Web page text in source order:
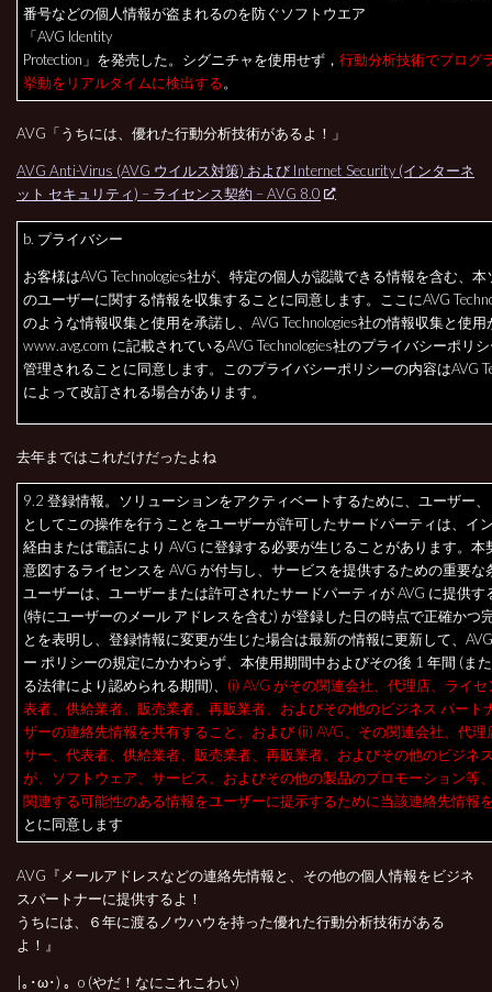
番号などの個人情報が盗まれるのを防ぐソフトウエア
「AVG Identity
Protection」を発売した。シグニチャを使用せず， 行動分析技術でプログ
挙動をリアルタイムに検出する。
AVG「うちには、優れた行動分析技術があるよ！」
AVG Anti-Virus (AVG ウイルス対策) および Internet Security (インターネ
ット セキュリティ) – ライセンス契約 – AVG 8.0
b. プライバシー
お客様はAVG Technologies社が、特定の個人が認識できる情報を含む、
のユーザーに関する情報を収集することに同意します。ここにAVG
のような情報収集と使用を承諾し、AVG Technologies社の情報収集と使用
www.avg.com に記載されているAVG Technologies社のプライバシーポリ
管理されることに同意します。このプライバシーポリシーの内容はAVG
によって改訂される場合があります。
去年まではこれだけだったよね
9.2 登録情報。ソリューションをアクティベートするために、ユーザー
としてこの操作を行うことをユーザーが許可したサードパーティは、イ
経由または電話により AVG に登録する必要が生じることがあります。本
意図するライセンスを AVG が付与し、サービスを提供するための重要な
ユーザーは、ユーザーまたは許可されたサードパーティが AVG に提供す
(特にユーザーのメール アドレスを含む) が登録した日の時点で正確かつ
とを表明し、登録情報に変更が生じた場合は最新の情報に更新して、
ー ポリシーの規定にかかわらず、本使用期間中およびその後 1 年間 (ま
る法律により認められる期間)、 (i) AVG がその関連会社、代理店、ライ
表者、供給業者、販売業者、再販業者、およびその他のビジネス パート
ザーの連絡先情報を共有すること、および (ii) AVG、その関連会社、代理
サー、代表者、供給業者、販売業者、再販業者、およびその他のビジネ
が、ソフトウェア、サービス、およびその他の製品のプロモーション等
関連する可能性のある情報をユーザーに提示するために当該連絡先情報
とに同意します
AVG『メールアドレスなどの連絡先情報と、その他の個人情報をビジネ
スパートナーに提供するよ！
うちには、６年に渡るノウハウを持った優れた行動分析技術がある
よ！』
|｡･ω･) 。o (やだ！なにこれこわい)